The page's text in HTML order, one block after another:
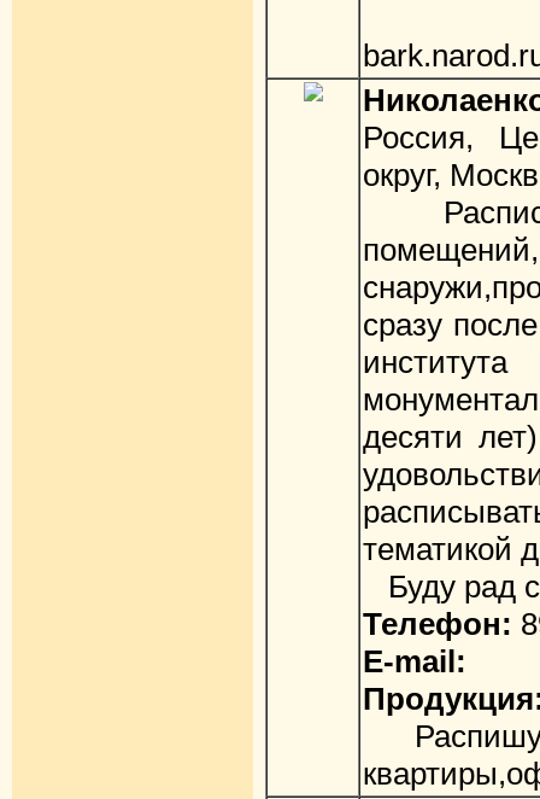
Россия,
округ,
сразу
десяти
тематикой
Буду рад
Телефон:
E-mail:
Распишу